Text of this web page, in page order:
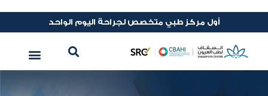
أول مركز طبي متخصص لجراحة اليوم الواحد